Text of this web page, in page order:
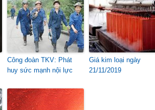
Công đoàn TKV: Phát
huy sức mạnh nội lực
Giá kim loại ngày
21/11/2019